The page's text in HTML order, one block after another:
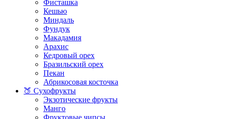
Фисташка
Кешью
Миндаль
Фундук
Макадамия
Арахис
Кедровый орех
Бразильский орех
Пекан
Абрикосовая косточка
🍑 Сухофрукты
Экзотические фрукты
Манго
Фруктовые чипсы